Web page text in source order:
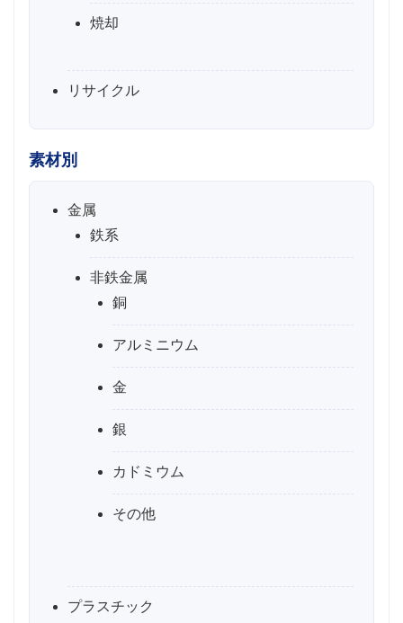
焼却
リサイクル
素材別
金属
鉄系
非鉄金属
銅
アルミニウム
金
銀
カドミウム
その他
プラスチック